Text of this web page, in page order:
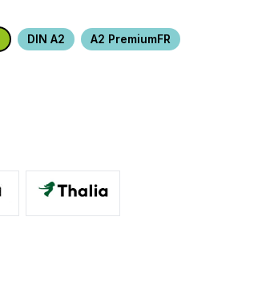
DIN A2 A2 PremiumFR